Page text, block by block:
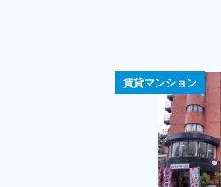
賃貸マンション